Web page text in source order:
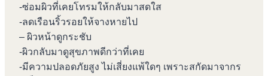
-ซ่อมผิวที่เคยโทรมให้กลับมาสดใส
-ลดเรือนริ้วรอยให้จางหายไป
– ผิวหน้าดูกระชับ
-ผิวกลับมาดูสุขภาพดีกว่าที่เคย
-มีความปลอดภัยสูง ไม่เสี่ยงแพ้ใดๆ เพราะสกัดมาจากร